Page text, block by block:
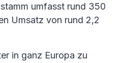
umfasst rund 350
Umsatz von rund 2,2
in ganz Europa zu